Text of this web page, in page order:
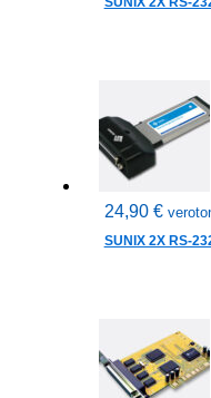
24,90 €
SUNIX 2X RS-